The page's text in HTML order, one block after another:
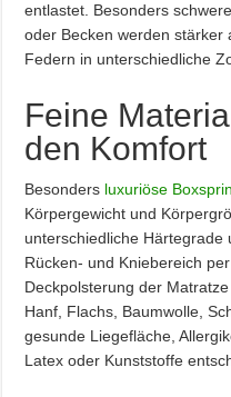
entlastet. Besonders
oder Becken werden stärker
Federn in unterschiedliche
Feine
den Komfort
Besonders luxuriöse
Körpergewicht und
unterschiedliche Härtegrade
Rücken- und Kniebereich
Deckpolsterung der
Hanf, Flachs, Baumwolle,
gesunde Liegefläche,
Latex oder Kunststoffe